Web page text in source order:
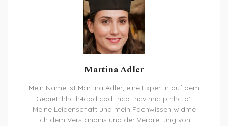
Martina Adler
Mein Name ist Martina Adler, eine Expertin auf dem
Gebiet 'hhc h4cbd cbd thcp thcv hhc-p hhc-o'.
Meine Leidenschaft und mein Fachwissen widme
ich dem Verständnis und der Verbreitung von